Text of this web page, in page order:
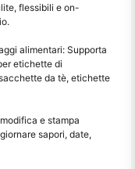
flessibili e on-
alimentari: Supporta
etichette di
da tè, etichette
e stampa
sapori, date,